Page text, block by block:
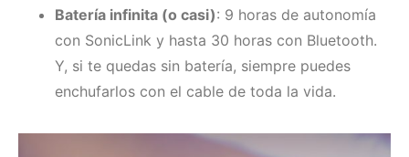
Batería infinita (o casi): 9 horas de autonomía
con SonicLink y hasta 30 horas con Bluetooth.
Y, si te quedas sin batería, siempre puedes
enchufarlos con el cable de toda la vida.